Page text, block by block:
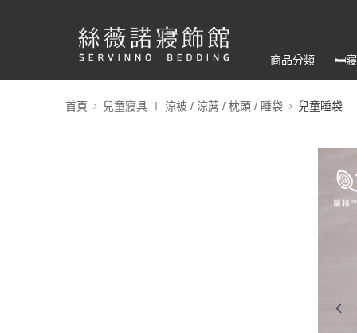
商品分類 🛏️寢
首頁 兒童寢具 ∣ 涼被 / 涼蓆 / 枕頭 / 睡袋 兒童睡袋